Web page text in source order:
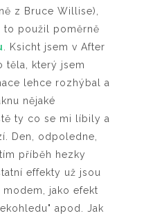
z Bruce Willise),
to použil poměrně
. Ksicht jsem v After
těla, který jsem
lehce rozhýbal a
nějaké
ty co se mi líbily a
Den, odpoledne,
příběh hezky
effekty už jsou
jako efekt
apod. Jak